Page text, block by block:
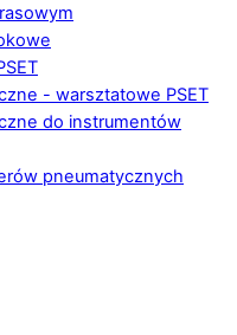
- warsztatowe PSET
do instrumentów
pneumatycznych